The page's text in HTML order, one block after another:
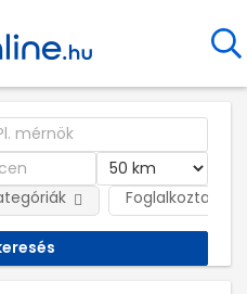
Foglalkoztatás